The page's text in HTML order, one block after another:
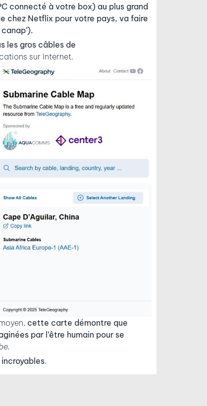
connecté à votre box) au plus grand
chez Netflix pour votre pays, va faire
les gros câbles de
sur Internet.
cette carte démontre que
par l’être humain pour se
.